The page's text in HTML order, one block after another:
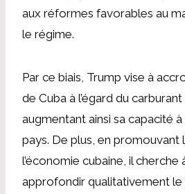
aux réformes favorables au
le régime.
Par ce biais, Trump vise à
de Cuba à l’égard du carburant
augmentant ainsi sa capacité
pays. De plus, en promouvant
l’économie cubaine, il
approfondir qualitativement le